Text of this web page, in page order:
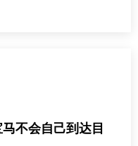
不会自己到达目